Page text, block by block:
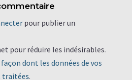
pour publier un
pour réduire les indésirables.
dont les données de vos
traitées.